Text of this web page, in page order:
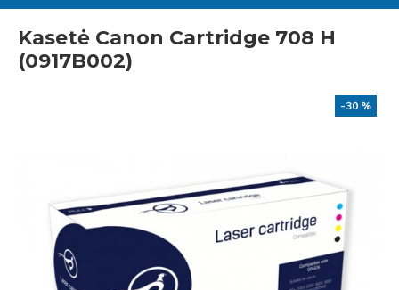
Kasetė Canon Cartridge 708 H
(0917B002)
-30 %